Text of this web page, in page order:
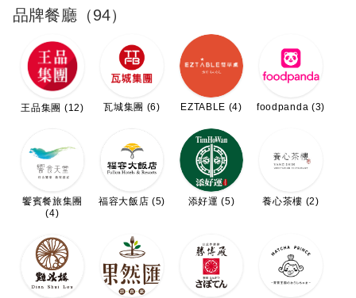
品牌餐廳（94）
王品集團 (12) 瓦城集團 (6) EZTABLE (4) foodpanda (3)
饗賓餐旅集團
(4)
福容大飯店 (5) 添好運 (5) 養心茶樓 (2)